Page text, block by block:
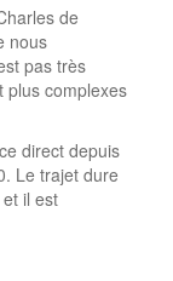
de
nous
pas très
plus complexes
direct depuis
Le trajet dure
il est